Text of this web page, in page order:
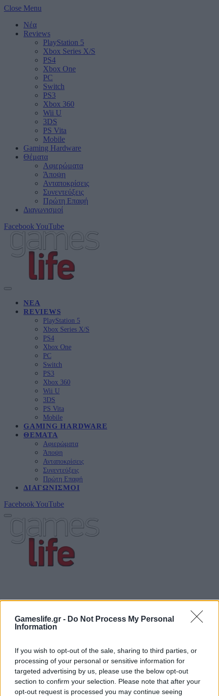
Gameslife.gr - Do Not Process My Personal
Information
If you wish to opt-out of the sale, sharing to third parties, or
processing of your personal or sensitive information for
targeted advertising by us, please use the below opt-out
section to confirm your selection. Please note that after your
opt-out request is processed you may continue seeing
Close Menu
Νέα
Reviews
PlayStation 5
Xbox Series X/S
PS4
Xbox One
PC
Switch
PS3
Xbox 360
Wii U
3DS
PS Vita
Mobile
Gaming Hardware
Θέματα
Αφιερώματα
Άποψη
Ανταποκρίσεις
Συνεντεύξεις
Πρώτη Επαφή
Διαγωνισμοί
Facebook YouTube
ΝΈΑ
REVIEWS
PlayStation 5
Xbox Series X/S
PS4
Xbox One
PC
Switch
PS3
Xbox 360
Wii U
3DS
PS Vita
Mobile
GAMING HARDWARE
ΘΈΜΑΤΑ
Αφιερώματα
Άποψη
Ανταποκρίσεις
Συνεντεύξεις
Πρώτη Επαφή
ΔΙΑΓΩΝΙΣΜΟΊ
Facebook YouTube